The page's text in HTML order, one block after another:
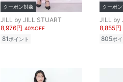
クーポン対象
JILL by JILL STUART
8,976円 40%OFF
81 ポイント
クーポ
JILL by
8,855円
805ポイ